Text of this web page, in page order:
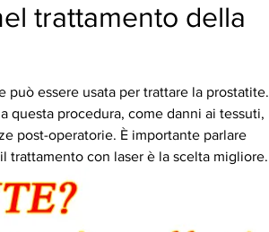
trattamento della
può essere usata per trattare la prostatite.
questa procedura, come danni ai tessuti,
post-operatorie. È importante parlare
trattamento con laser è la scelta migliore.